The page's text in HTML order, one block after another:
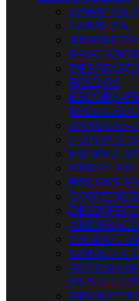
LIMPIEZA
LIMPIEZA
ROLLOS
ESCOBA-
BAYETAS-
CUBOS Y
EMBALAJE
BOLSAS-
LIMPIEZA